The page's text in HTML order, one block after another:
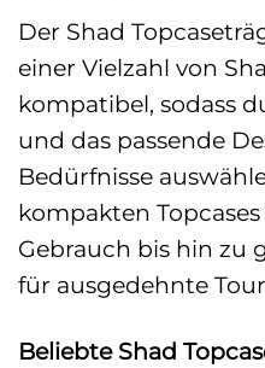
Der Shad
einer Vielzahl von
kompatibel, sodass
und das passende
Bedürfnisse
kompakten
Gebrauch bis hin zu
für ausgedehnte
Beliebte Shad